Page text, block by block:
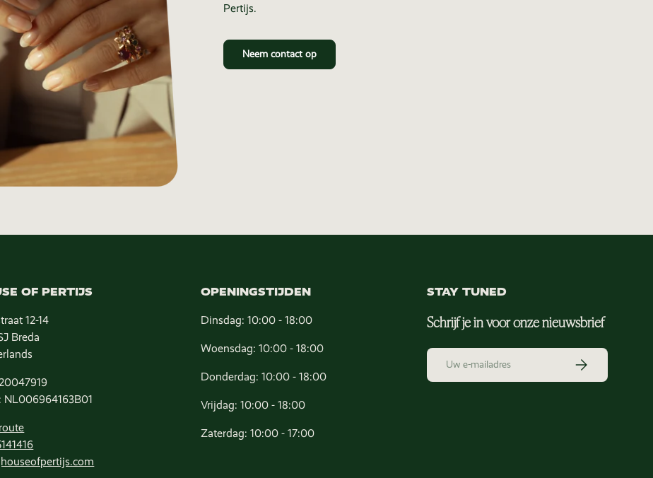
Pertijs.
Neem contact op
OF PERTIJS
12-14
Breda
NL006964163B01
OPENINGSTIJDEN
Dinsdag: 10:00 - 18:00
Woensdag: 10:00 - 18:00
Donderdag: 10:00 - 18:00
Vrijdag: 10:00 - 18:00
Zaterdag: 10:00 - 17:00
STAY TUNED
Schrijf je in voor onze nieuwsbrief
E-mailadres Abonneer